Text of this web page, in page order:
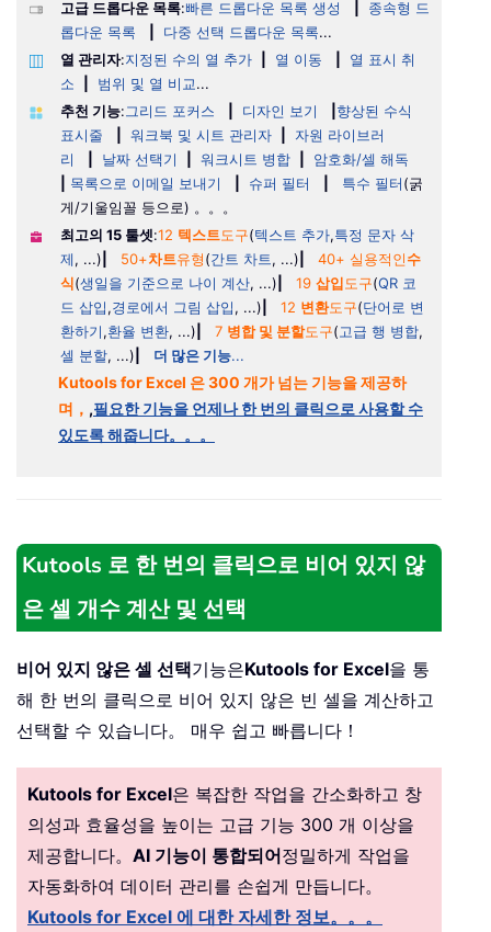
고급 드롭다운 목록:빠른 드롭다운 목록 생성
종속형 드
롭다운 목록
다중 선택 드롭다운 목록...
열 관리자:지정된 수의 열 추가 열 이동
열 표시 취
소
범위 및 열 비교...
추천 기능:그리드 포커스 디자인 보기
향상된 수식
표시줄
워크북 및 시트 관리자
자원 라이브러
리
날짜 선택기 워크시트 병합
암호화/셀 해독
목록으로 이메일 보내기 슈퍼 필터 특수 필터(굵
게/기울임꼴 등으로) 。。。
최고의 15 툴셋:12 텍스트도구(텍스트 추가,특정 문자 삭
제, ...) 50+차트유형(간트 차트, ...) 40+ 실용적인수
식(생일을 기준으로 나이 계산, ...) 19 삽입도구(QR 코
드 삽입,경로에서 그림 삽입, ...) 12 변환도구(단어로 변
환하기,환율 변환, ...) 7 병합 및 분할도구(고급 행 병합,
셀 분할, ...) 더 많은 기능...
Kutools for Excel 은 300 개가 넘는 기능을 제공하
며， ,필요한 기능을 언제나 한 번의 클릭으로 사용할 수
있도록 해줍니다。。。
Kutools 로 한 번의 클릭으로 비어 있지 않
은 셀 개수 계산 및 선택
비어 있지 않은 셀 선택기능은Kutools for Excel을 통
해 한 번의 클릭으로 비어 있지 않은 빈 셀을 계산하고
선택할 수 있습니다。 매우 쉽고 빠릅니다！
Kutools for Excel은 복잡한 작업을 간소화하고 창
의성과 효율성을 높이는 고급 기능 300 개 이상을
제공합니다。 AI 기능이 통합되어정밀하게 작업을
자동화하여 데이터 관리를 손쉽게 만듭니다。
Kutools for Excel 에 대한 자세한 정보。。。